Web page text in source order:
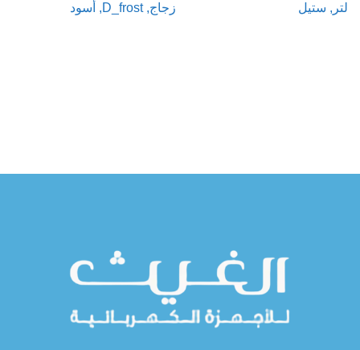
لتر, ستيل
زجاج, D_frost, أسود